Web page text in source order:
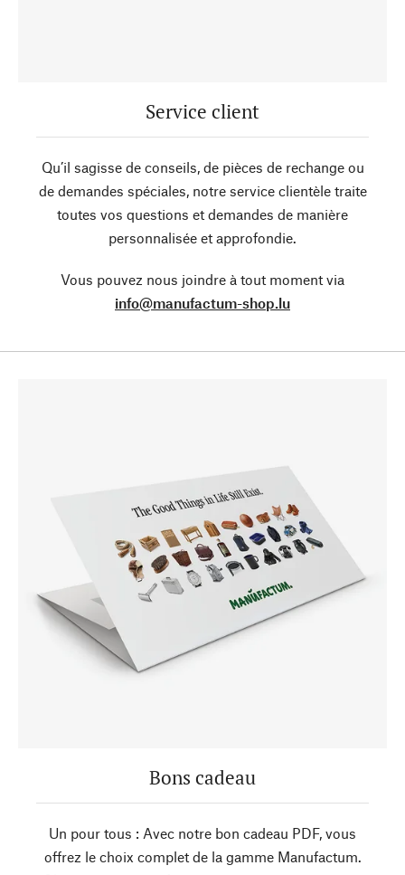
Service client
Qu’il sagisse de conseils, de pièces de rechange ou
de demandes spéciales, notre service clientèle traite
toutes vos questions et demandes de manière
personnalisée et approfondie.
Vous pouvez nous joindre à tout moment via
info@manufactum-shop.lu
Bons cadeau
Un pour tous : Avec notre bon cadeau PDF, vous
offrez le choix complet de la gamme Manufactum.